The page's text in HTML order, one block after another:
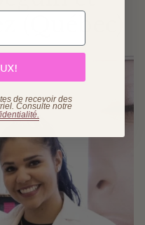
(Québec)
de recevoir des
Consulte notre